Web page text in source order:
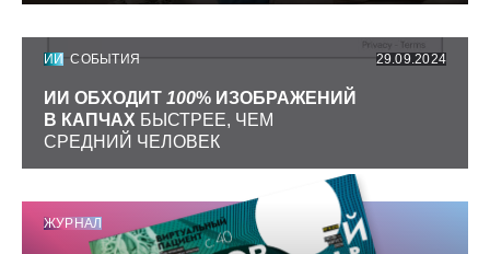
ИИ СОБЫТИЯ 29.09.2024
ИИ ОБХОДИТ 100% ИЗОБРАЖЕНИЙ
В КАПЧАХ БЫСТРЕЕ, ЧЕМ
СРЕДНИЙ ЧЕЛОВЕК
ЖУРНАЛ